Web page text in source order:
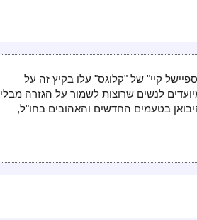
קיי" של "קלוגס" עלו בקיץ זה על
לנשים שרוצות לשמור על הגזרה מבלי
בטעמים החדשים והאהובים בחו"ל,